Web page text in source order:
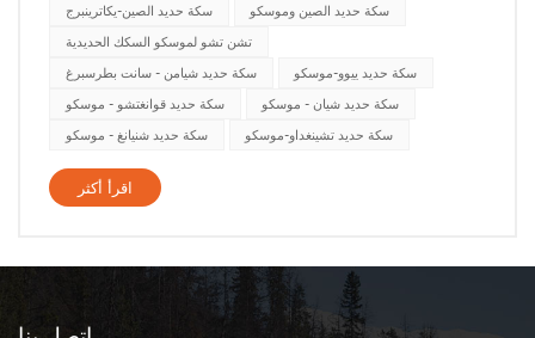
سكة حديد الصين-يكاترينبرج
سكة حديد الصين وموسكو
تشن تشو لموسكو السكك الحديدية
سكة حديد شيامن - سانت بطرسبرغ
سكة حديد ييوو-موسكو
سكة حديد قوانغتشو - موسكو
سكة حديد شيان - موسكو
سكة حديد شنيانغ - موسكو
سكة حديد تشينغداو-موسكو
اقرأ أكثر